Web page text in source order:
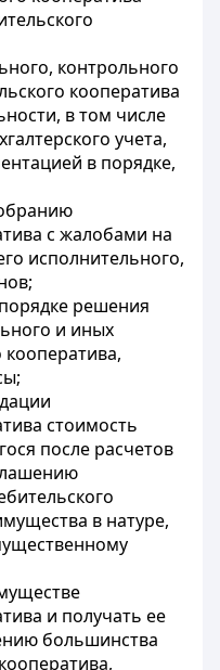
контрольного
кооператива
в том числе
учета,
в порядке,
с жалобами на
исполнительного,
решения
и иных
кооператива,
стоимость
после расчетов
в натуре,
и получать ее
большинства